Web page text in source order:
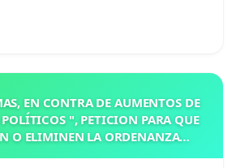
EN CONTRA DE AUMENTOS DE
POLÍTICOS ", PETICION PARA QUE
O ELIMINEN LA ORDENANZA